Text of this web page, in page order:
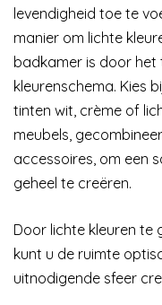
levendigheid toe te
manier om lichte
badkamer is door
kleurenschema. Kies
tinten wit, crème of
meubels,
accessoires, om een
geheel te creëren.
Door lichte kleuren te
kunt u de ruimte
uitnodigende sfeer